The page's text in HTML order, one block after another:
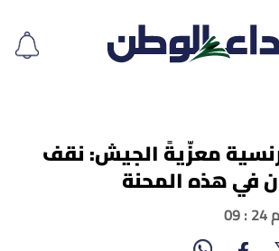
معزّيةً الجيش: نقف
في هذه المحنة
09 : 24 م